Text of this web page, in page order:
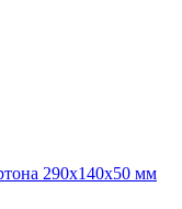
290х140х50 мм